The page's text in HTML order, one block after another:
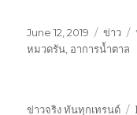
Posted
on
June 12, 2019 ข่าว
หมวดรัน อาการน้ำตาล
ข่าวจริง ทันทุกเทรนด์